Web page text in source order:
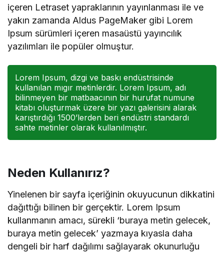
içeren Letraset yapraklarının yayınlanması ile ve
yakın zamanda Aldus PageMaker gibi Lorem
Ipsum sürümleri içeren masaüstü yayıncılık
yazılımları ile popüler olmuştur.
Lorem Ipsum, dizgi ve baskı endüstrisinde
kullanılan mıgır metinlerdir. Lorem Ipsum, adı
bilinmeyen bir matbaacının bir hurufat numune
kitabı oluşturmak üzere bir yazı galerisini alarak
karıştırdığı 1500’lerden beri endüstri standardı
sahte metinler olarak kullanılmıştır.
Neden Kullanırız?
Yinelenen bir sayfa içeriğinin okuyucunun dikkatini
dağıttığı bilinen bir gerçektir. Lorem Ipsum
kullanmanın amacı, sürekli ‘buraya metin gelecek,
buraya metin gelecek’ yazmaya kıyasla daha
dengeli bir harf dağılımı sağlayarak okunurluğu